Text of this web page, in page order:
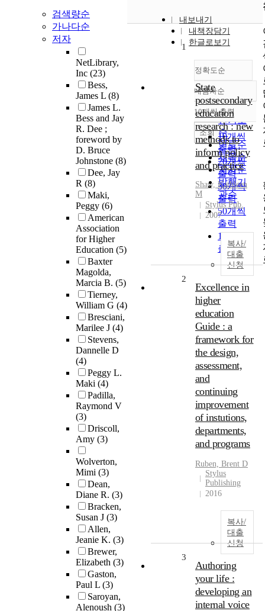
검색량순
가나다순
저자
NetLibrary,
Inc (23)
Bess,
James L (8)
James L.
Bess and Jay
R. Dee ;
foreword by
D. Bruce
Johnstone (8)
Dee, Jay
R (8)
Maki,
Peggy (6)
American
Association
for Higher
Education (5)
Baxter
Magolda,
Marcia B. (5)
Tierney,
William G (4)
Bresciani,
Marilee J (4)
Stevens,
Dannelle D
(4)
Peggy L.
Maki (4)
Padilla,
Raymond V
(3)
Driscoll,
Amy (3)
Wolverton,
Mimi (3)
Dean,
Diane R. (3)
Bracken,
Susan J (3)
Allen,
Jeanie K. (3)
Brewer,
Elizabeth (3)
Gaston,
Paul L (3)
Saroyan,
Alenoush (3)
내보내기
내책장담기
한글로보기
정확도순
정확도
순
인기도
순
연도순
제목순
저자순
발행기
관순
내림차순
내림차순
10개씩 출력
10개씩
출력
20개씩
출력
30개씩
출력
50개씩
출력
100개씩
출력
조회
1
State
postsecondary
education
research : new
methods to
inform policy
and practice
Shaw, Kathleen
M
Stylus Pub.
2007
복사/
대출
신청
2
Excellence in
higher
education
Guide : a
framework for
the design,
assessment,
and
continuing
improvement
of instutions,
departments,
and programs
Ruben, Brent D
Stylus
Publishing
2016
복사/
대출
신청
3
Authoring
your life :
developing an
internal voice